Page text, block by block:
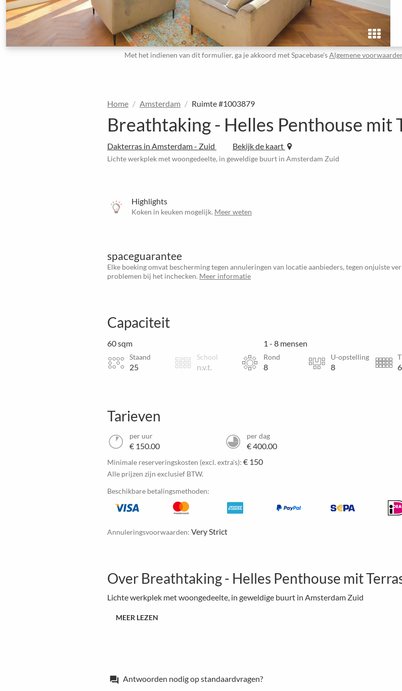
Met het indienen van dit formulier, ga je akkoord met Spacebase'sAlgemene
Home Amsterdam Ruimte #1003879
Breathtaking - Helles Penthouse mit
Dakterras in Amsterdam - Zuid Bekijk de kaart
Lichte werkplek met woongedeelte, in geweldige buurt in Amsterdam Zuid
Highlights
Koken in keuken mogelijk. Meer weten
spaceguarantee
Elke boeking omvat bescherming tegen annuleringen van locatie aanbieders, tegen onjuiste
problemen bij het inchecken. Meer informatie
Capaciteit
60 sqm 1 - 8 mensen
Staand
25
School
n.v.t.
Rond
8
U-opstelling
8 6
Tarieven
per uur
€ 150.00
per dag
€ 400.00
Minimale reserveringskosten (excl. extra's): € 150
Alle prijzen zijn exclusief BTW.
Beschikbare betalingsmethoden:
Annuleringsvoorwaarden: Very Strict
Over Breathtaking - Helles Penthouse mit
Lichte werkplek met woongedeelte, in geweldige buurt in Amsterdam Zuid
MEER LEZEN
forum Antwoorden nodig op standaardvragen?